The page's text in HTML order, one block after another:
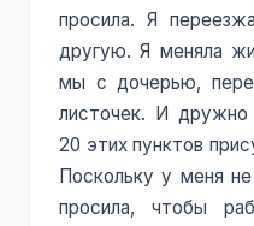
просила. Я
другую. Я меняла
мы с дочерью,
листочек. И дружно
20 этих пунктов
Поскольку у меня
просила, чтобы